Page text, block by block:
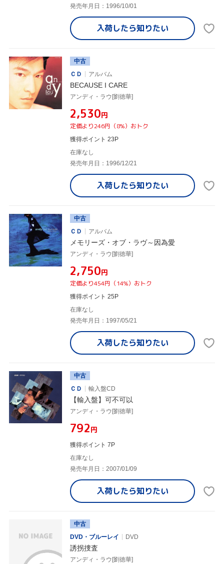
発売年月日：1996/10/01
入荷したら知りたい
中古
ＣＤ
アルバム
BECAUSE I CARE
アンディ・ラウ[劉徳華]
¥2,530円
定価より246円（8%）おトク
獲得ポイント 23P
在庫なし
発売年月日：1996/12/21
入荷したら知りたい
中古
ＣＤ
アルバム
メモリーズ・オブ・ラヴ～因為愛
アンディ・ラウ[劉徳華]
¥2,750円
定価より454円（14%）おトク
獲得ポイント 25P
在庫なし
発売年月日：1997/05/21
入荷したら知りたい
中古
ＣＤ
輸入盤CD
【輸入盤】可不可以
アンディ・ラウ[劉徳華]
¥792円
獲得ポイント 7P
在庫なし
発売年月日：2007/01/09
入荷したら知りたい
中古
DVD・ブルーレイ
DVD
誘拐捜査
アンディ・ラウ[劉徳華]